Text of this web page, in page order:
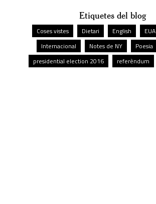
Etiquetes del blog
Coses vistes Dietari English EUA
Internacional
Notes de NY Poesia
presidential election 2016
referèndum